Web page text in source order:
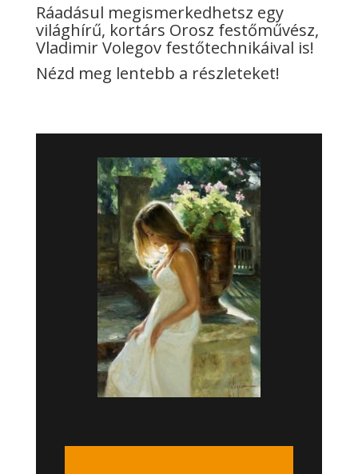
Ráadásul megismerkedhetsz egy
világhírű, kortárs Orosz festőművész,
Vladimir Volegov festőtechnikáival is!
Nézd meg lentebb a részleteket!